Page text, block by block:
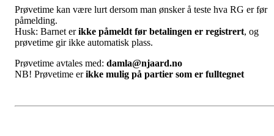
Prøvetime kan være lurt dersom man ønsker å teste hva RG er før
påmelding.
Husk: Barnet erikke påmeldt før betalingen er registrert, og
prøvetime gir ikke automatisk plass.
Prøvetime avtales med: damla@njaard.no
NB! Prøvetime erikke mulig på partier som er fulltegnet